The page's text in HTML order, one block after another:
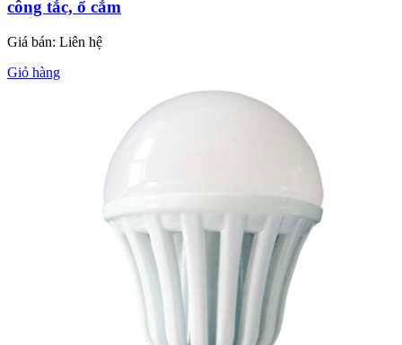
công tắc, ổ cắm
Giá bán: Liên hệ
Giỏ hàng